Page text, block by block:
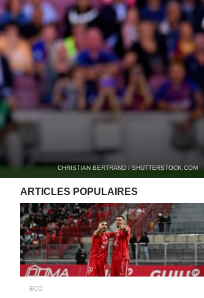
CHRISTIAN BERTRAND / SHUTTERSTOCK.COM
ARTICLES POPULAIRES
ECO